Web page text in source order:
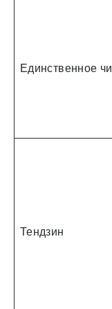
Единственное
Тендзин